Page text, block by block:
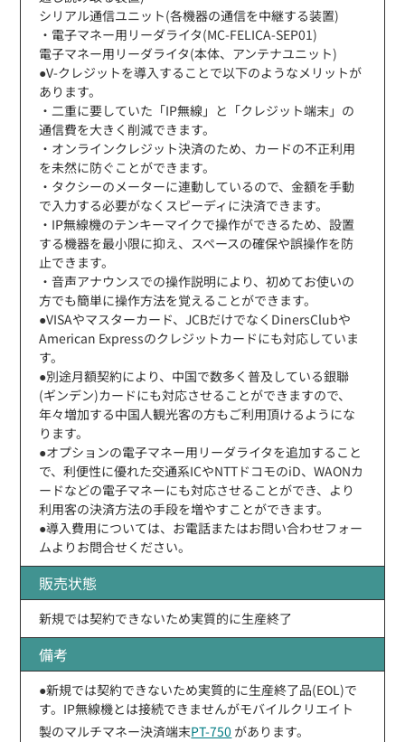
シリアル通信ユニット(各機器の通信を中継する装置)
・電子マネー用リーダライタ(MC-FELICA-SEP01)
電子マネー用リーダライタ(本体、アンテナユニット)
●V-クレジットを導入することで以下のようなメリットが
あります。
・二重に要していた「IP無線」と「クレジット端末」の
通信費を大きく削減できます。
・オンラインクレジット決済のため、カードの不正利用
を未然に防ぐことができます。
・タクシーのメーターに連動しているので、金額を手動
で入力する必要がなくスピーディに決済できます。
・IP無線機のテンキーマイクで操作ができるため、設置
する機器を最小限に抑え、スペースの確保や誤操作を防
止できます。
・音声アナウンスでの操作説明により、初めてお使いの
方でも簡単に操作方法を覚えることができます。
●VISAやマスターカード、JCBだけでなくDinersClubや
American Expressのクレジットカードにも対応していま
す。
●別途月額契約により、中国で数多く普及している銀聯
(ギンデン)カードにも対応させることができますので、
年々増加する中国人観光客の方もご利用頂けるようにな
ります。
●オプションの電子マネー用リーダライタを追加すること
で、利便性に優れた交通系ICやNTTドコモのiD、WAONカ
ードなどの電子マネーにも対応させることができ、より
利用客の決済方法の手段を増やすことができます。
●導入費用については、お電話またはお問い合わせフォー
ムよりお問合せください。
販売状態
新規では契約できないため実質的に生産終了
備考
●新規では契約できないため実質的に生産終了品(EOL)で
す。IP無線機とは接続できませんがモバイルクリエイト
製のマルチマネー決済端末PT-750 があります。